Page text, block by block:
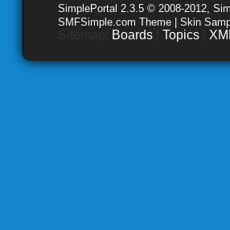
SimplePortal 2.3.5 © 2008-2012,
SMFSimple.com Theme | Skin
Boards Topics